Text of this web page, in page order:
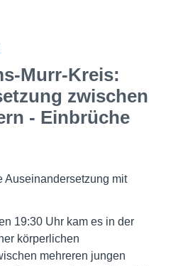
Murr-Kreis:
zwischen
- Einbrüche
Auseinandersetzung mit
19:30 Uhr kam es in der
körperlichen
mehreren jungen